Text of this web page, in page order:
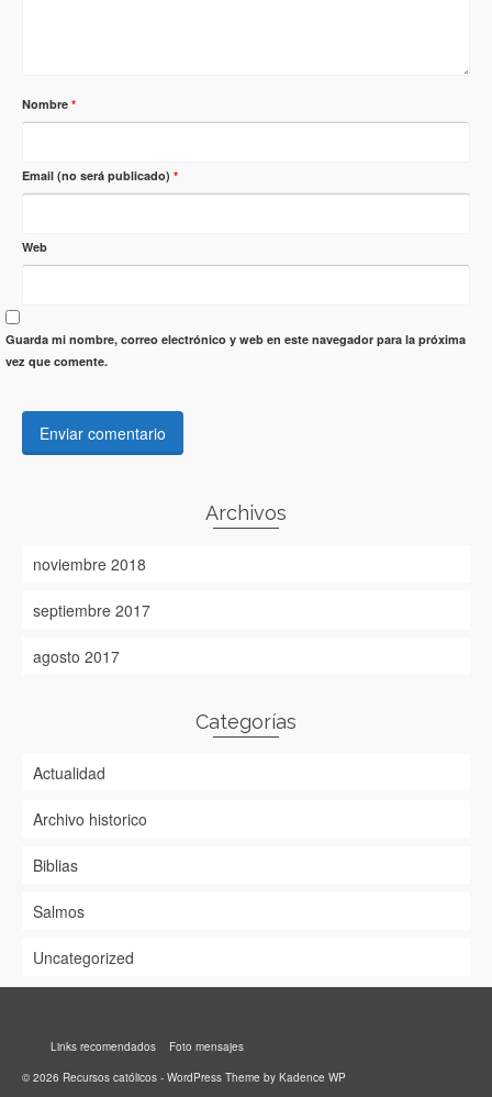
Nombre *
Email (no será publicado) *
Web
Guarda mi nombre, correo electrónico y web en este navegador para la próxima
vez que comente.
Archivos
noviembre 2018
septiembre 2017
agosto 2017
Categorías
Actualidad
Archivo historico
Biblias
Salmos
Uncategorized
Links recomendados
Foto mensajes
© 2026 Recursos católicos - WordPress Theme by Kadence WP